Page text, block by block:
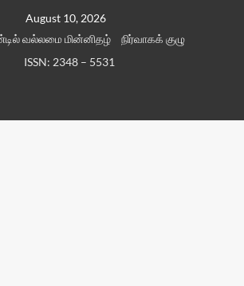
August 10, 2026
வல்லமை மின்னிதழ்
நிர்வாகக் குழு
ISSN: 2348 – 5531